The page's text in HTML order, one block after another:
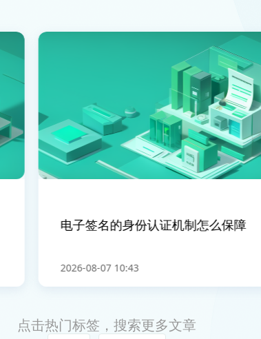
电子签名的身份认证机制怎么保障
2026-08-07 10:43
点击热门标签，搜索更多文章